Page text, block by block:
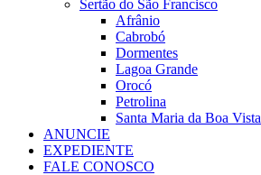
Sertão do São Francisco
Afrânio
Cabrobó
Dormentes
Lagoa Grande
Orocó
Petrolina
Santa Maria da Boa Vista
ANUNCIE
EXPEDIENTE
FALE CONOSCO